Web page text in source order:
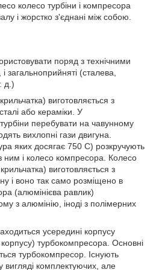
колесо турбіни і компресора
і жорстко з'єднані між собою.
поряд з технічними
загальноприйняті (сталева,
д.)
виготовляється з
або кераміки. У
перебувати на чавунному
вихлопні гази двигуна.
яких досягає 750 С) розкручують
ним і колесо компресора. Колесо
виготовляється з
і воно так само розміщено в
(алюмінієва равлик)
з алюмінію, іноді з полімерних
усередині корпусу
турбокомпресора. Основні
турбокомпресор. Існують
вигляді комплектуючих, але